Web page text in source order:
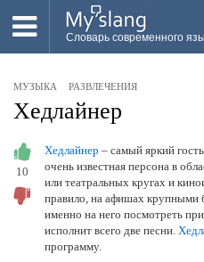
Словарь современного
НОВОЕ
ПОПУЛЯРНОЕ
ПРОВЕРИТЬ ЗНАНИЯ
ДОБАВИТЬ СЛОВО
ПРОСВЕТИТЕЛИ
МУЗЫКА РАЗВЛЕЧЕНИЯ
Хедлайнер
10
Хедлайнер – самый яркий
очень известная персона в
или театральных кругах и
правило, на афишах крупными
именно на него посмотреть
исполнит всего две песни.
программу.